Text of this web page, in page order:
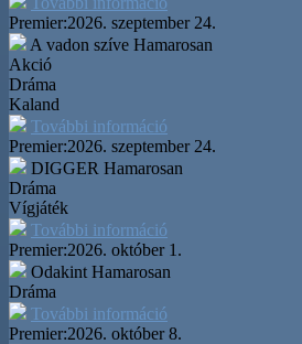
Premier:2026. szeptember 24.
A vadon szíve Hamarosan
Akció
Dráma
Kaland
További információ
Premier:2026. szeptember 24.
DIGGER Hamarosan
Dráma
Vígjáték
További információ
Premier:2026. október 1.
Odakint Hamarosan
Dráma
További információ
Premier:2026. október 8.